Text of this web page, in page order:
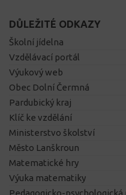
DŮLEŽITÉ ODKAZY
Školní jídelna
Vzdělávací portál
Výukový web
Obec Dolní Čermná
Pardubický kraj
Klíč ke vzdělání
Ministerstvo školství
Město Lanškroun
Matematické hry
Výuka matematiky
Pedagogicko-